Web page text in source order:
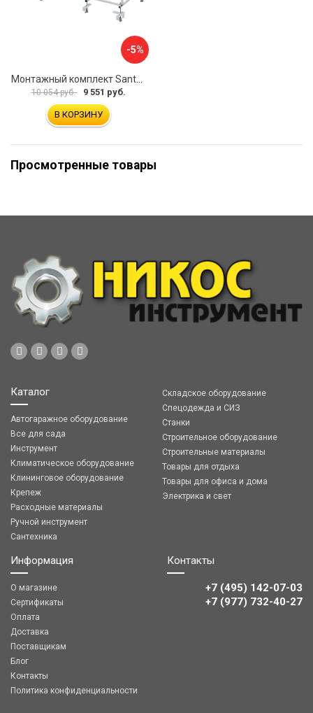
-5%
10 054 руб. 9 551 руб.
В КОРЗИНУ
Просмотренные товары
Каталог
Автогаражное оборудование
Все для сада
Инструмент
Климатическое оборудование
Клининговое оборудование
Крепеж
Расходные материалы
Ручной инструмент
Сантехника
Складское оборудование
Спецодежда и СИЗ
Станки
Строительное оборудование
Строительные материалы
Товары для отдыха
Товары для офиса и дома
Электрика и свет
Информация
О магазине
Сертификаты
Оплата
Доставка
Поставщикам
Блог
Контакты
Политика конфиденциальности
Контакты
+7 (495) 142-07-03
‎‎+7 (977) 732-40-27